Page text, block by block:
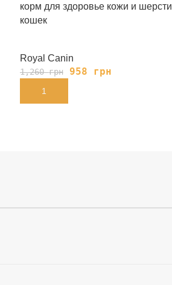
корм для здоровье кожи и шерсти
кошек
Royal Canin
1,260грн 958 грн
В КОРЗИНУ